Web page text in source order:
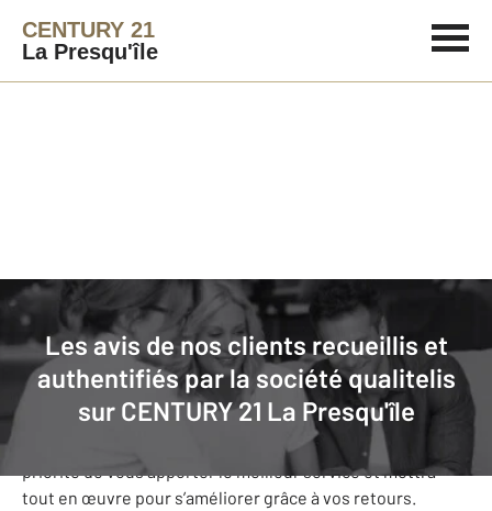
CENTURY 21
La Presqu'île
Les avis de nos clients recueillis et
authentifiés par la société qualitelis
sur CENTURY 21 La Presqu'île
Agence immobilière Avis de nos clients
CENTURY 21 La Presqu'île: nos
clients donnent leurs avis
Notre agence CENTURY 21 La Presqu'île s’est fixée comme
priorité de vous apporter le meilleur service et mettra
tout en œuvre pour s’améliorer grâce à vos retours.